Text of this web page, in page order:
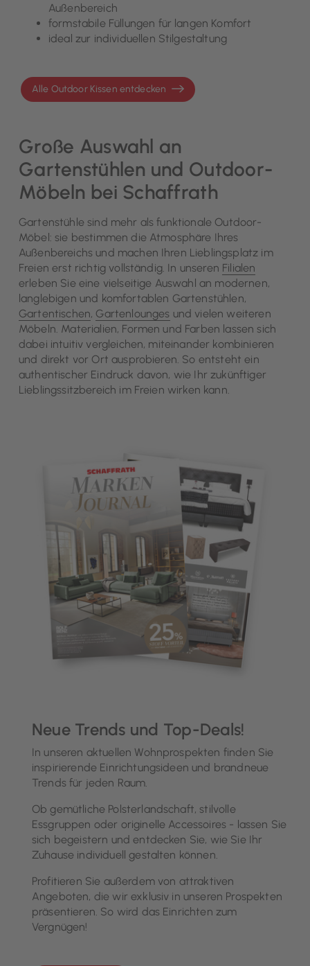
Außenbereich
formstabile Füllungen für langen Komfort
ideal zur individuellen Stilgestaltung
Alle Outdoor Kissen entdecken
Große Auswahl an
Gartenstühlen und Outdoor-
Möbeln bei Schaffrath
Gartenstühle sind mehr als funktionale Outdoor-
Möbel: sie bestimmen die Atmosphäre Ihres
Außenbereichs und machen Ihren Lieblingsplatz im
Freien erst richtig vollständig. In unseren Filialen
erleben Sie eine vielseitige Auswahl an modernen,
langlebigen und komfortablen Gartenstühlen,
Gartentischen, Gartenlounges und vielen weiteren
Möbeln. Materialien, Formen und Farben lassen sich
dabei intuitiv vergleichen, miteinander kombinieren
und direkt vor Ort ausprobieren. So entsteht ein
authentischer Eindruck davon, wie Ihr zukünftiger
Lieblingssitzbereich im Freien wirken kann.
Neue Trends und Top-Deals!
In unseren aktuellen Wohnprospekten finden Sie
inspirierende Einrichtungsideen und brandneue
Trends für jeden Raum.
Ob gemütliche Polsterlandschaft, stilvolle
Essgruppen oder originelle Accessoires - lassen Sie
sich begeistern und entdecken Sie, wie Sie Ihr
Zuhause individuell gestalten können.
Profitieren Sie außerdem von attraktiven
Angeboten, die wir exklusiv in unseren Prospekten
präsentieren. So wird das Einrichten zum
Vergnügen!